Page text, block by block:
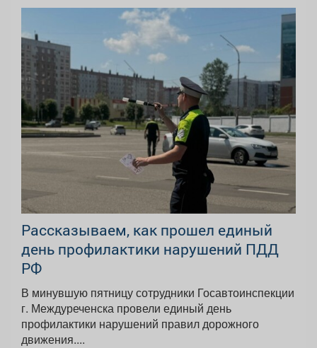
Рассказываем, как прошел единый
день профилактики нарушений ПДД
РФ
В минувшую пятницу сотрудники Госавтоинспекции
г. Междуреченска провели единый день
профилактики нарушений правил дорожного
движения....